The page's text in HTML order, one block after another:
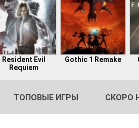
Resident Evil
Requiem
Gothic 1 Remake
ТОПОВЫЕ ИГРЫ СКОРО